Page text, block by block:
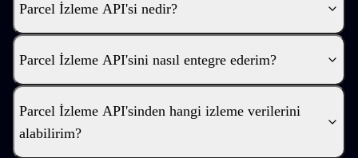
Parcel İzleme API'si nedir?
Parcel İzleme API'sini nasıl entegre ederim?
Parcel İzleme API'sinden hangi izleme verilerini
alabilirim?